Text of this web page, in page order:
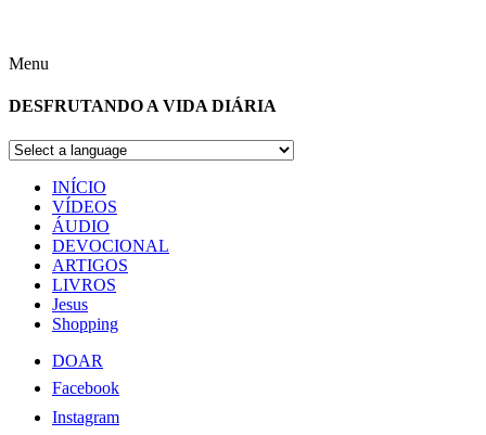
Menu
DESFRUTANDO A VIDA DIÁRIA
INÍCIO
VÍDEOS
ÁUDIO
DEVOCIONAL
ARTIGOS
LIVROS
Jesus
Shopping
DOAR
Facebook
Instagram